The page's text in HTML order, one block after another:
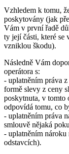
Vzhledem k tomu,
poskytovány (jak
Vám v první řadě
ty její části, které se
vzniklou škodu).
Následně Vám
operátora s:
- uplatněním práva
formě slevy z ceny
poskytnuta, v tomto
odpovídá tomu, co
- uplatněním práva
smlouvě nějaká
- uplatněním
odstavcích).